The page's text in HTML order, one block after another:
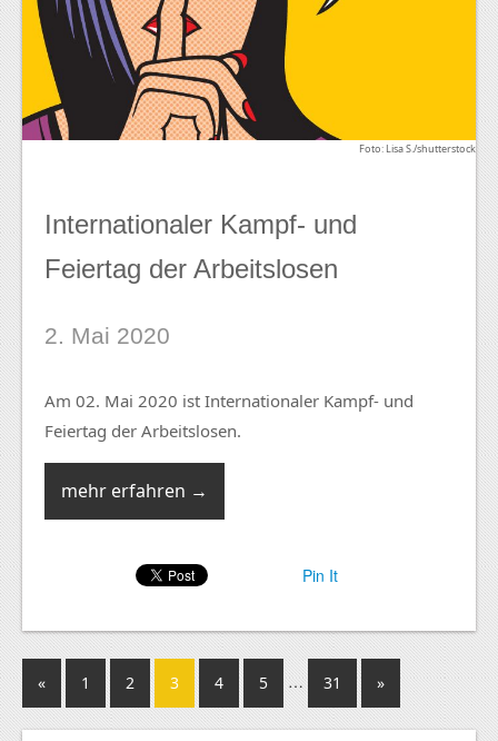
Foto: Lisa S./shutterstock
Internationaler Kampf- und
Feiertag der Arbeitslosen
2. Mai 2020
Am 02. Mai 2020 ist Internationaler Kampf- und
Feiertag der Arbeitslosen.
mehr erfahren →
Pin It
« 1 2 3 4 5 … 31 »